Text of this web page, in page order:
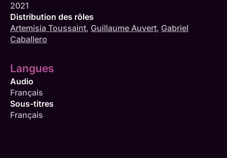
2021
Distribution des rôles
Artemisia Toussaint, Guillaume Auvert, Gabriel
Caballero
Langues
Audio
Français
Sous-titres
Français